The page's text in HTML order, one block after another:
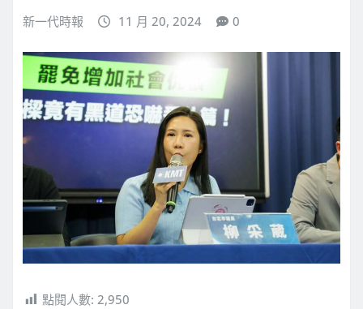
新一代時報 11 月 20, 2024 0
點閱人數: 2,950